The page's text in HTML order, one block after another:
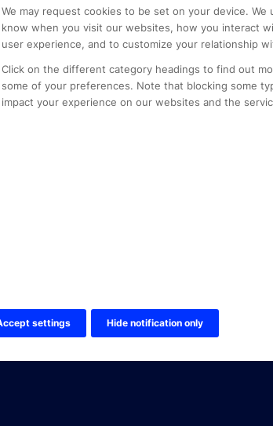
We may request cookies to be set on your device. We
know when you visit our websites, how you interact
user experience, and to customize your relationship
Click on the different category headings to find out
some of your preferences. Note that blocking some
impact your experience on our websites and the
settings Hide notification only
ONLINE PARTNER AB
Mejerivägen 3
117 61 Stockholm
Tel: 08-42 00 04 00
Hitta hit